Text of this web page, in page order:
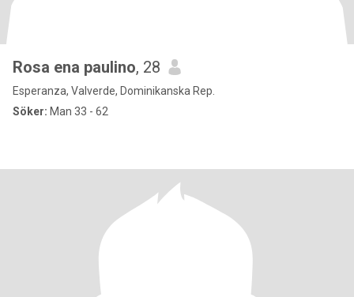
Rosa ena paulino, 28
Esperanza, Valverde, Dominikanska Rep.
Söker: Man 33 - 62